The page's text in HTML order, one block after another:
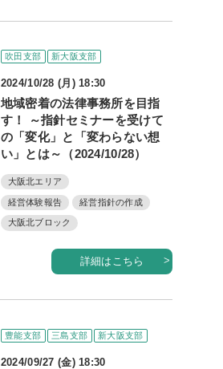
吹田支部 新大阪支部
2024/10/28 (月) 18:30
地域密着の法律事務所を目指
す！ ～指針セミナーを受けて
の「変化」と「変わらない想
い」とは～（2024/10/28）
大阪北エリア
経営体験報告 経営指針の作成
大阪北ブロック
詳細はこちら
豊能支部 三島支部 新大阪支部
2024/09/27 (金) 18:30